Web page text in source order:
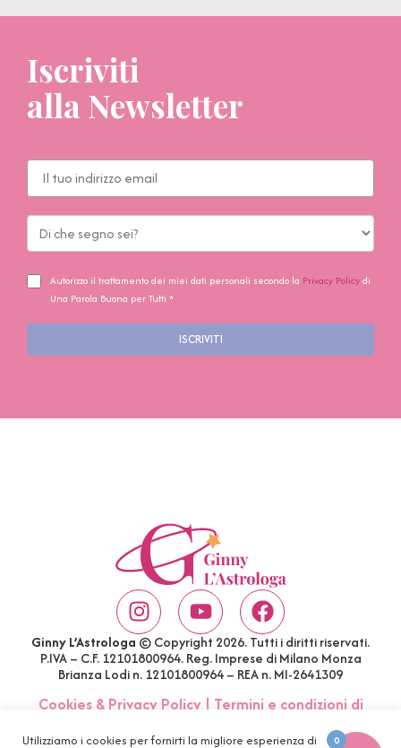
Iscriviti
alla Newsletter
Autorizzo il trattamento dei miei dati personali secondo la Privacy Policydi
Una Parola Buona per Tutti *
ISCRIVITI
Ginny L’Astrologa © Copyright 2026. Tutti i diritti riservati.
P.IVA – C.F. 12101800964. Reg. Imprese di Milano Monza
Brianza Lodi n. 12101800964 – REA n. MI-2641309
Cookies & Privacy Policy| Termini e condizioni di
Utilizziamo i cookies per fornirti la migliore esperienza di
0